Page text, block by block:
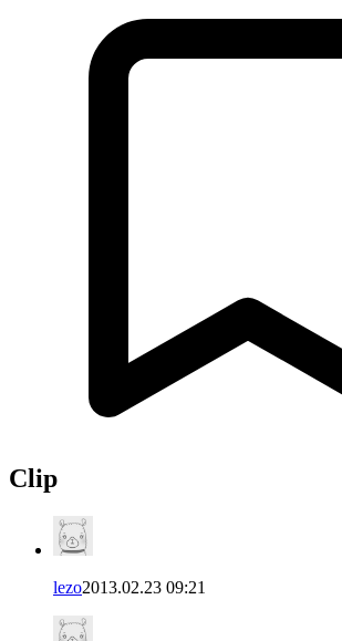
Clip
lezo2013.02.23 09:21